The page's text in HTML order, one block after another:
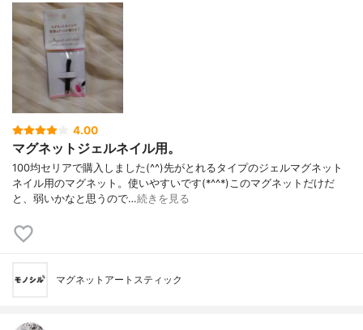
4.00
マグネットジェルネイル用。
100均セリアで購入しました(^^)先がとれるタイプのジェルマグネット
ネイル用のマグネット。使いやすいです(*^^*)このマグネットだけだ
と、弱いかなと思うので…続きを見る
マグネットアートスティック